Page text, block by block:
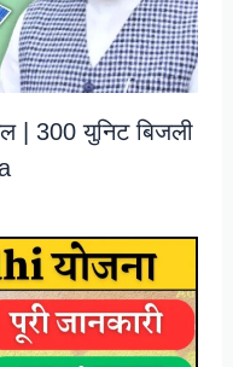
| 300 युनिट बिजली